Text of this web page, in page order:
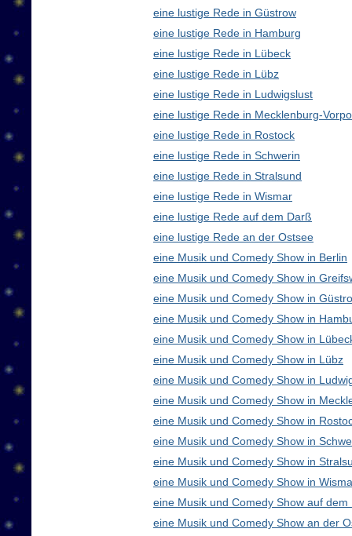
eine lustige Rede in Güstrow
eine lustige Rede in Hamburg
eine lustige Rede in Lübeck
eine lustige Rede in Lübz
eine lustige Rede in Ludwigslust
eine lustige Rede in Mecklenburg-
eine lustige Rede in Rostock
eine lustige Rede in Schwerin
eine lustige Rede in Stralsund
eine lustige Rede in Wismar
eine lustige Rede auf dem Darß
eine lustige Rede an der Ostsee
eine Musik und Comedy Show in Berlin
eine Musik und Comedy Show in
eine Musik und Comedy Show in
eine Musik und Comedy Show in
eine Musik und Comedy Show in
eine Musik und Comedy Show in Lübz
eine Musik und Comedy Show in
eine Musik und Comedy Show in
eine Musik und Comedy Show in
eine Musik und Comedy Show in
eine Musik und Comedy Show in
eine Musik und Comedy Show in
eine Musik und Comedy Show auf dem
eine Musik und Comedy Show an der